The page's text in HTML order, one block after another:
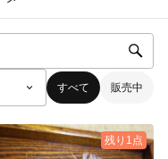
すべて 販売中
残り1点